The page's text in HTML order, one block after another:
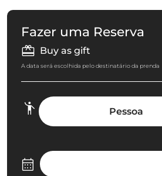
Fazer uma Reserva
Buy as gift
A data será escolhida pelo destinatário da prenda
Pessoa